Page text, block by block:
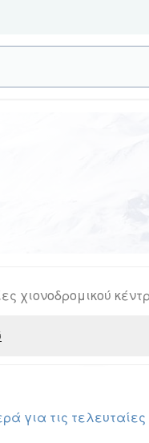
χιονοδρομικού
για τις